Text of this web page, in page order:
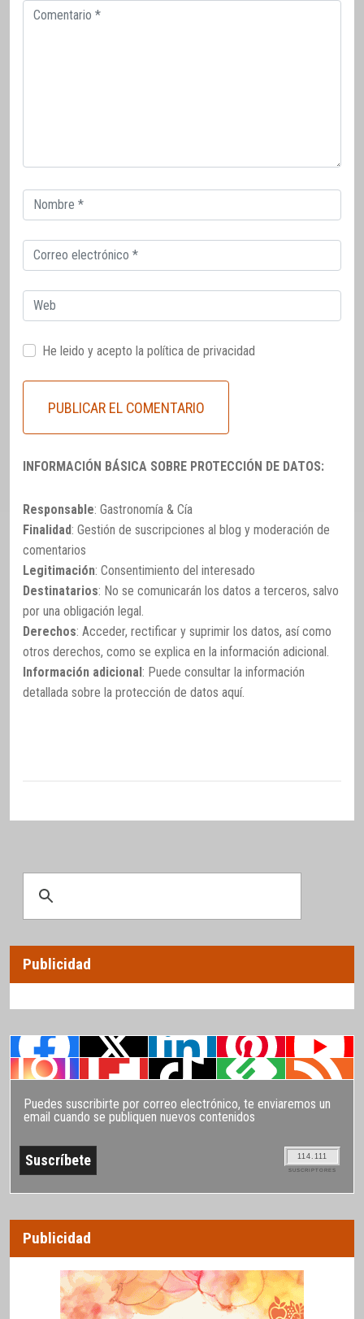
Comentario
Correo
electrónico
Correo
electrónico
Web
He leido y acepto la política de privacidad
INFORMACIÓN BÁSICA SOBRE PROTECCIÓN DE DATOS:
Responsable: Gastronomía & Cía
Finalidad: Gestión de suscripciones al blog y moderación de
comentarios
Legitimación: Consentimiento del interesado
Destinatarios: No se comunicarán los datos a terceros, salvo
por una obligación legal.
Derechos: Acceder, rectificar y suprimir los datos, así como
otros derechos, como se explica en la información adicional.
Información adicional: Puede consultar la información
detallada sobre la protección de datos aquí.
Publicidad
Puedes suscribirte por correo electrónico, te enviaremos un
email cuando se publiquen nuevos contenidos
114.111
SUSCRIPTORES
Publicidad